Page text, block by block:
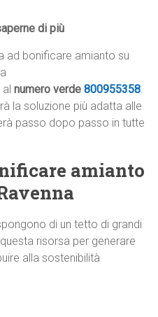
di più
ad bonificare amianto su
alnumero verde800955358.
la soluzione più adatta alle
passo dopo passo in tutte
amianto
di un tetto di grandi
risorsa per generare
alla sostenibilità